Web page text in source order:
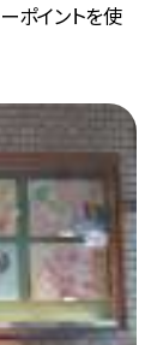
ポイントを使